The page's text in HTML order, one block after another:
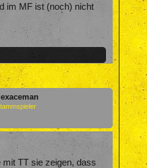
im MF ist (noch) nicht
mit TT sie zeigen, dass